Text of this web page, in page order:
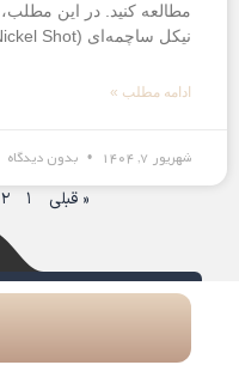
مطالعه کنید. در این
نیکل ساچمه‌ای (Nickel Shot) است؛ شکلی از نیکل که
ادامه مطلب »
شهریور ۷, ۱۴۰۴ بدون دیدگاه
« قبلی ۱ ۲